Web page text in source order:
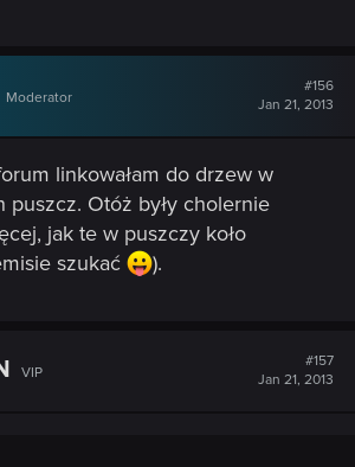
Moderator
#156
Jan 21, 2013
linkowałam do drzew w
puszcz. Otóż były cholernie
jak te w puszczy koło
szukać
).
VIP
#157
Jan 21, 2013